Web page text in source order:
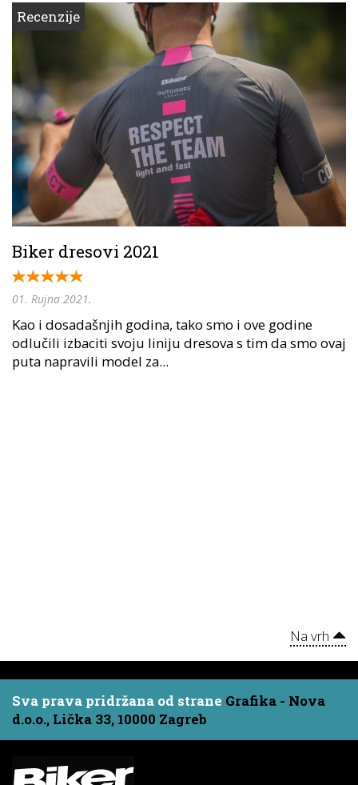
Recenzije
Biker dresovi 2021
01. Rujna 2021.
Kao i dosadašnjih godina, tako smo i ove godine
odlučili izbaciti svoju liniju dresova s tim da smo ovaj
puta napravili model za...
Na vrh
Sva prava pridržana od strane Grafika - Nova
d.o.o., Lička 33, 10000 Zagreb